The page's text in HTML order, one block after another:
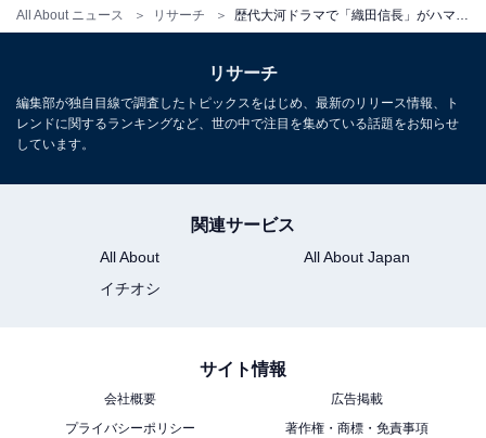
All About ニュース リサーチ
・
田丸』、2位『龍馬伝』、1位は？
リサーチ
編集部が独自目線で調査したトピックスをはじめ、最新のリリース情報、ト
レンドに関するランキングなど、世の中で注目を集めている話題をお知らせ
しています。
関連サービス
All About
All About Japan
イチオシ
サイト情報
会社概要
広告掲載
プライバシーポリシー
著作権・商標・免責事項